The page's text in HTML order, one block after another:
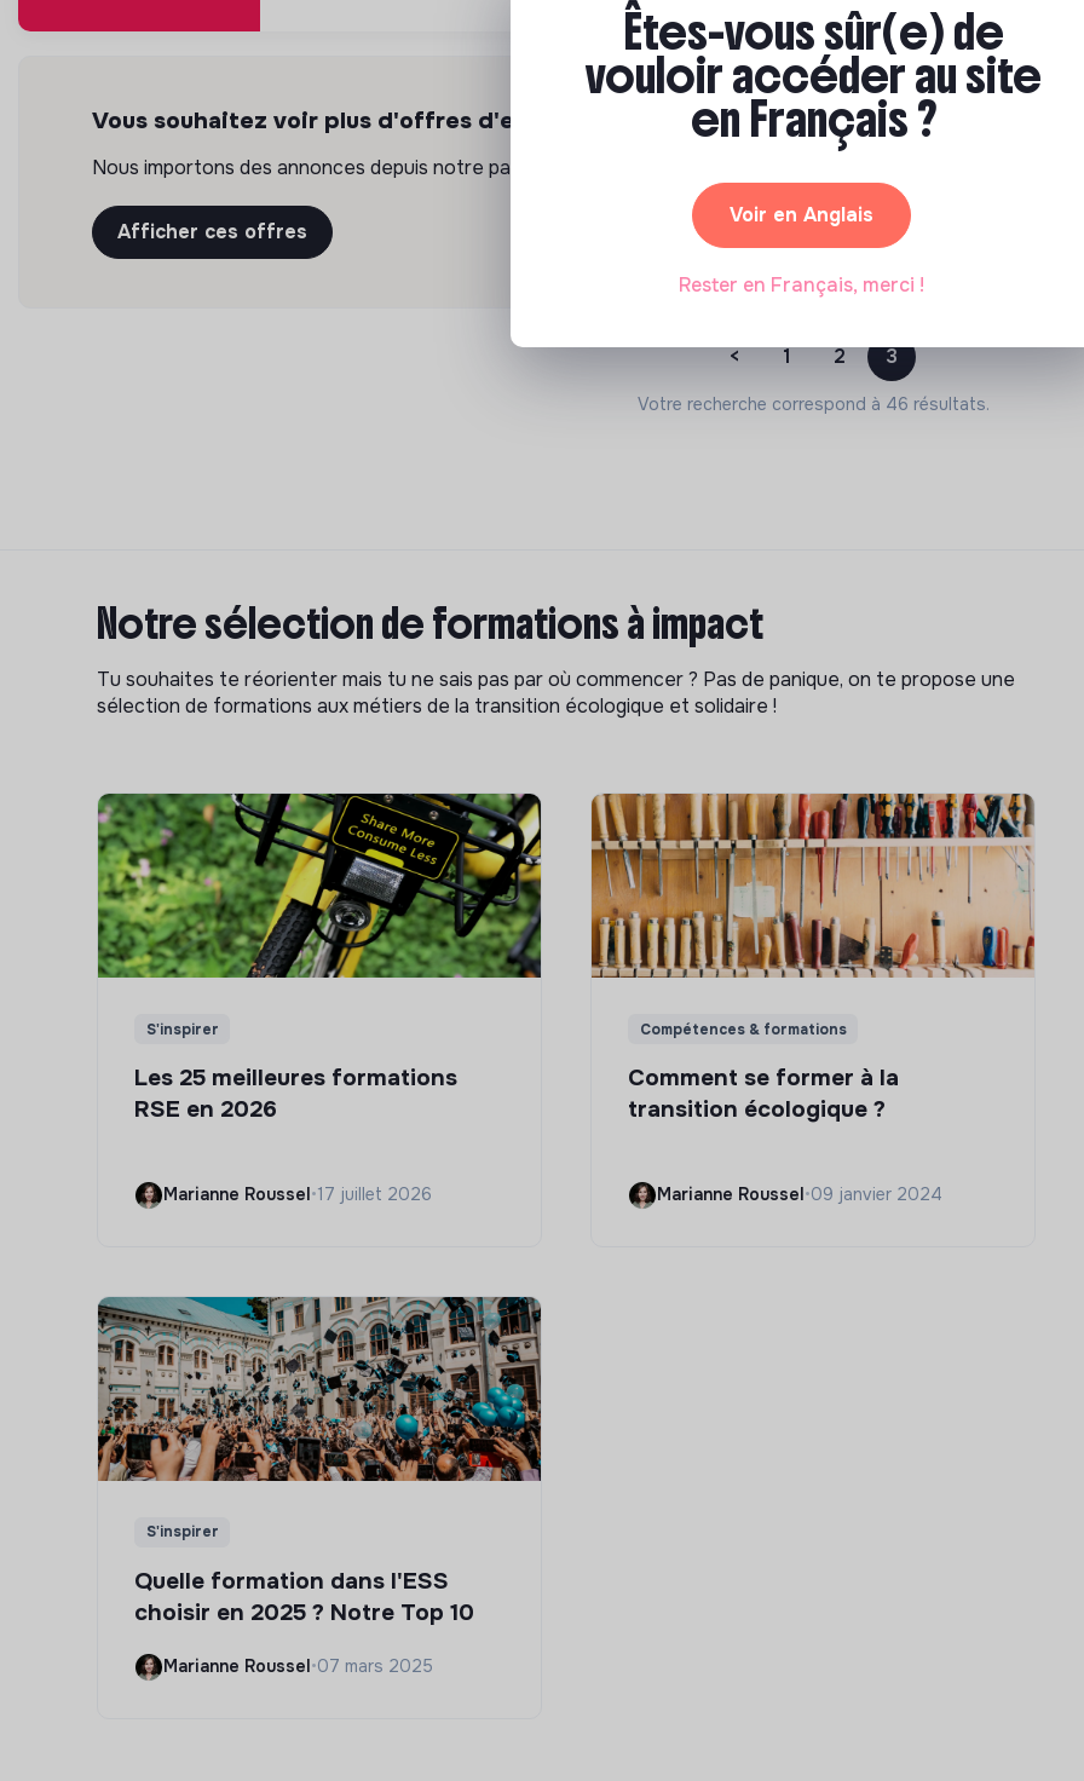
Vous souhaitez voir plus d'offres d'emplois ?
Nous importons des annonces depuis notre partenaire France Travail qui correspondent à nos critères
Afficher ces offres
< 1 2 3
Votre recherche correspond à 46 résultats.
Notre sélection de formations à impact
Tu souhaites te réorienter mais tu ne sais pas par où commencer ? Pas de panique, on te propose une
sélection de formations aux métiers de la transition écologique et solidaire !
S'inspirer
Les 25 meilleures formations
RSE en 2026
Marianne Roussel•17 juillet 2026
Compétences & formations
Comment se former à la
transition écologique ?
Marianne Roussel•09 janvier 2024
S'inspirer
Quelle formation dans l'ESS
choisir en 2025 ? Notre Top 10
Marianne Roussel•07 mars 2025
Êtes-vous sûr(e) de
vouloir accéder au site
en Français ?
Voir en Anglais
Rester en Français, merci !